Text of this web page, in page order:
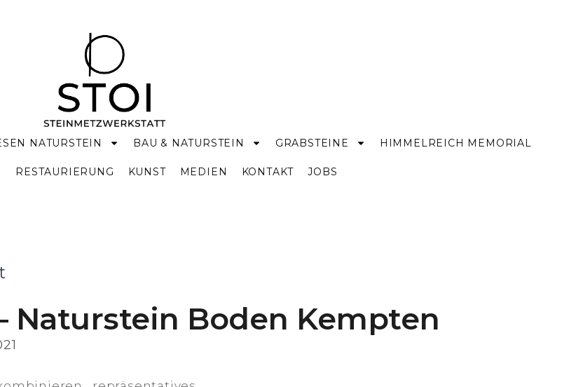
NATURSTEIN BAU & NATURSTEIN GRABSTEINE HIMMELREICH MEMORIAL
RESTAURIERUNG KUNST MEDIEN KONTAKT JOBS
Naturstein Boden Kempten